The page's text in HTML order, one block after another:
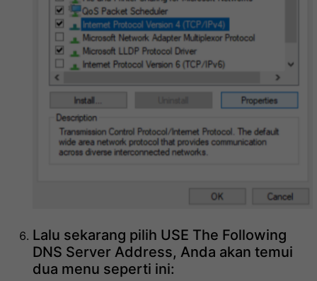
Lalu sekarang pilih USE The Following
DNS Server Address, Anda akan temui
dua menu seperti ini: